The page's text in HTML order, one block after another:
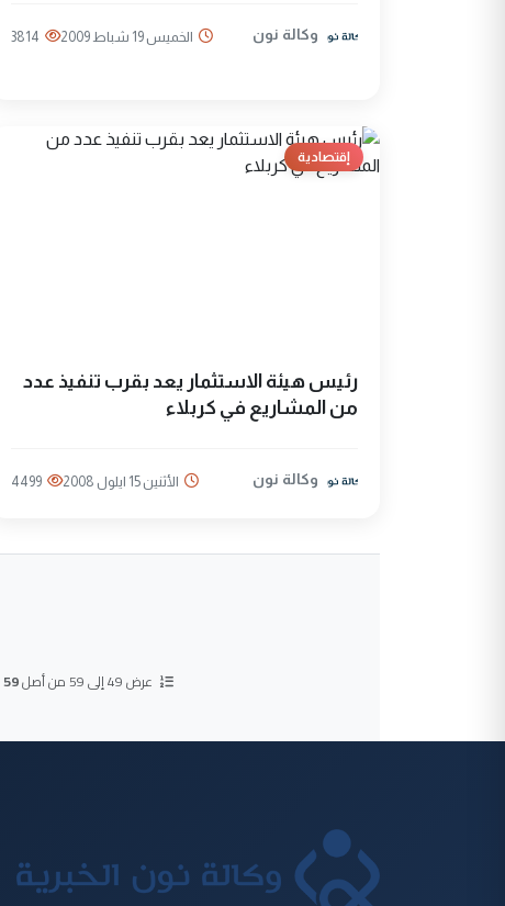
وكالة نون الخميس 19 شباط 2009 3814
إقتصادية
رئيس هيئة الاستثمار يعد بقرب تنفيذ عدد
من المشاريع في كربلاء
وكالة نون الأثنين 15 ايلول 2008 4499
عرض 49 إلى 59 من أصل 59